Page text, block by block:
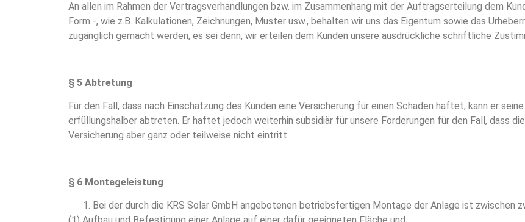
An allen im Rahmen der Vertragsverhandlungen bzw. im Zusammenhang mit der Auftragserteilung dem
Form -, wie z.B. Kalkulationen, Zeichnungen, Muster usw., behalten wir uns das Eigentum sowie das
zugänglich gemacht werden, es sei denn, wir erteilen dem Kunden unsere ausdrückliche schriftliche
§ 5 Abtretung
Für den Fall, dass nach Einschätzung des Kunden eine Versicherung für einen Schaden haftet, kann er
erfüllungshalber abtreten. Er haftet jedoch weiterhin subsidiär für unsere Forderungen für den Fall, dass
Versicherung aber ganz oder teilweise nicht eintritt.
§ 6 Montageleistung
Bei der durch die KRS Solar GmbH angebotenen betriebsfertigen Montage der Anlage ist zwischen